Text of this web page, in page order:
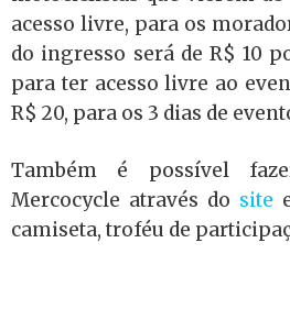
acesso livre, para os
do ingresso será de R$ 10
para ter acesso livre ao
R$ 20, para os 3 dias de
Também é possível
Mercocycle através do site
camiseta, troféu de